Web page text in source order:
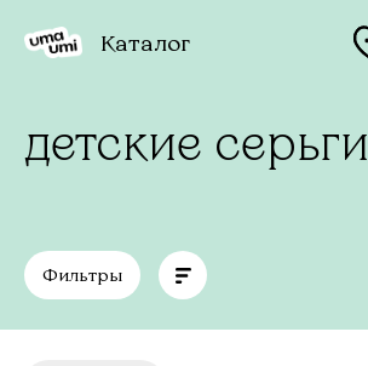
Каталог
детские серьги
Фильтры